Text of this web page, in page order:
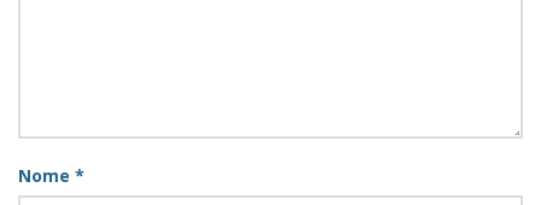
Nome *